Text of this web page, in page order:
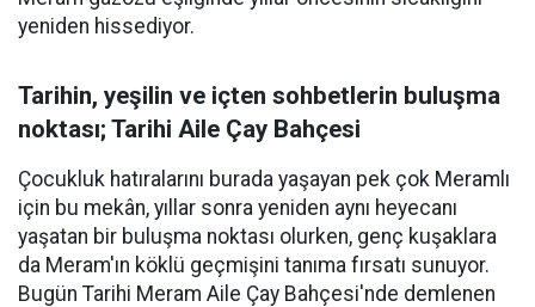
yeniden hissediyor.
Tarihin, yeşilin ve içten sohbetlerin buluşma
noktası; Tarihi Aile Çay Bahçesi
Çocukluk hatıralarını burada yaşayan pek çok Meramlı
için bu mekân, yıllar sonra yeniden aynı heyecanı
yaşatan bir buluşma noktası olurken, genç kuşaklara
da Meram'ın köklü geçmişini tanıma fırsatı sunuyor.
Bugün Tarihi Meram Aile Çay Bahçesi'nde demlenen